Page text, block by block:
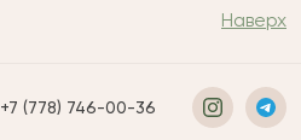
Наверх
+7 (778) 746-00-36